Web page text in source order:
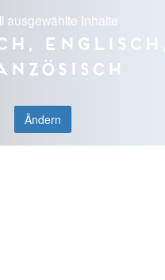
ausgewählte Inhalte
Englisch,
Ändern